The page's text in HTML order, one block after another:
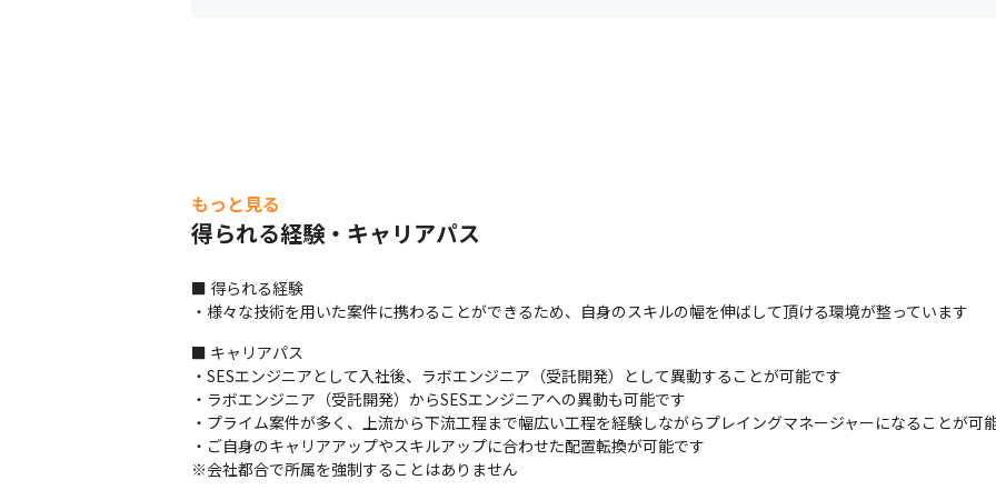
もっと見る
得られる経験・キャリアパス
■ 得られる経験
・様々な技術を用いた案件に携わることができるため、自身のスキルの幅を伸ばして頂ける環境が整っています
■ キャリアパス
・SESエンジニアとして入社後、ラボエンジニア（受託開発）として異動することが可能です
・ラボエンジニア（受託開発）からSESエンジニアへの異動も可能です
・プライム案件が多く、上流から下流工程まで幅広い工程を経験しながらプレイングマネージャーになることが可
・ご自身のキャリアアップやスキルアップに合わせた配置転換が可能です
※会社都合で所属を強制することはありません